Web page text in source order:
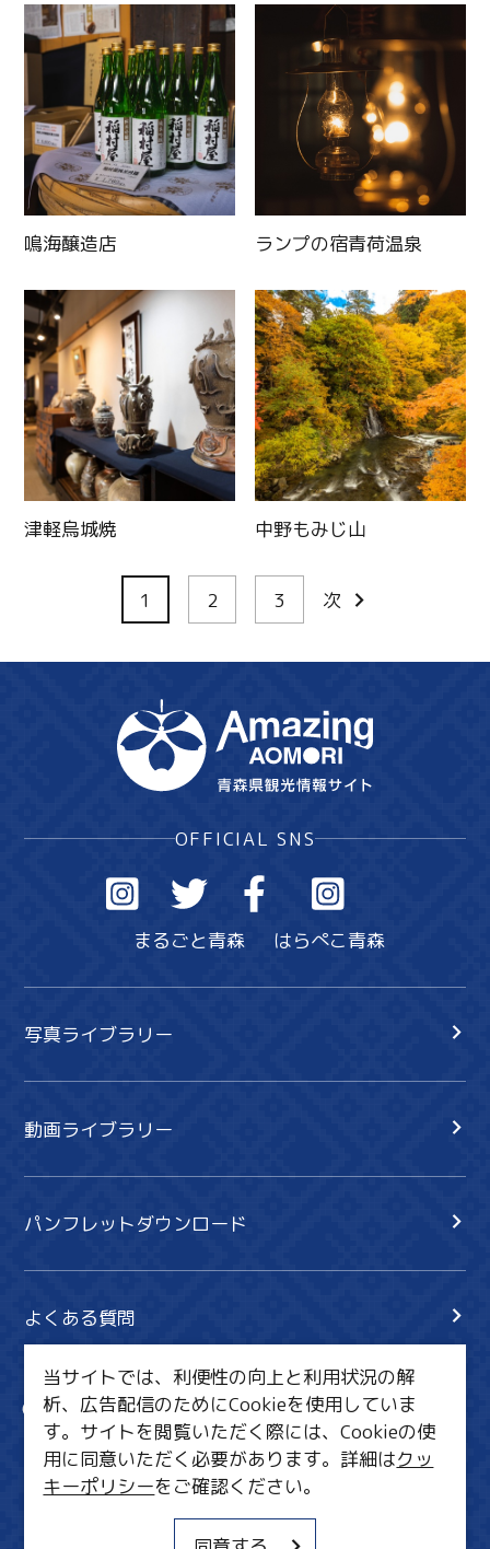
鳴海醸造店 ランプの宿青荷温泉
津軽烏城焼 中野もみじ山
1 2 3 次
OFFICIAL SNS
まるごと青森 はらぺこ青森
写真ライブラリー
動画ライブラリー
パンフレットダウンロード
よくある質問
サイト内検索
共有
行きたいリスト
MICE・教育・観光事業者の皆様へ
当サイトでは、利便性の向上と利用状況の解
析、広告配信のためにCookieを使用していま
す。サイトを閲覧いただく際には、Cookieの使
用に同意いただく必要があります。詳細はクッ
キーポリシーをご確認ください。